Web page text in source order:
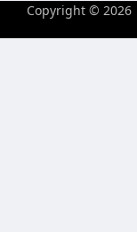
Copyright © 2026